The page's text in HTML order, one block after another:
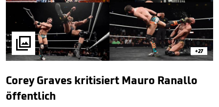
 +27
Corey Graves kritisiert Mauro Ranallo
öffentlich